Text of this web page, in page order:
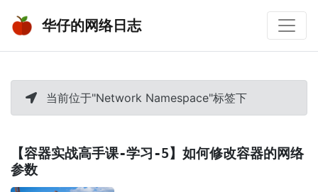
华仔的网络日志
当前位于"Network Namespace"标签下
【容器实战高手课-学习-5】如何修改容器的网络
参数